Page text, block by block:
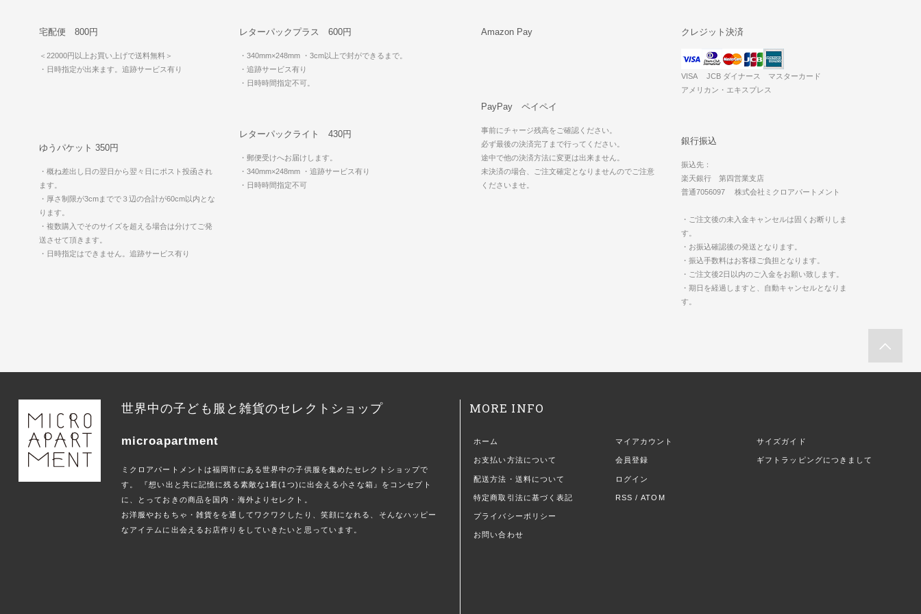
宅配便 800円
＜22000円以上お買い上げで送料無料＞
・日時指定が出来ます。追跡サービス有り
レターパックプラス 600円
・340mm×248mm・3cm以上で封ができるまで。
・追跡サービス有り
・日時時間指定不可。
レターパックライト 430円
・郵便受けへお届けします。
・340mm×248mm・追跡サービス有り
・日時時間指定不可
ゆうパケット 350円
・概ね差出し日の翌日から翌々日にポスト投函され
ます。
・厚さ制限が3cmまでで３辺の合計が60cm以内とな
ります。
・複数購入でそのサイズを超える場合は分けてご発
送させて頂きます。
・日時指定はできません。追跡サービス有り
Amazon Pay クレジット決済
VISA JCB ダイナース マスターカード
アメリカン・エキスプレス
PayPay ペイペイ
事前にチャージ残高をご確認ください。
必ず最後の決済完了まで行ってください。
途中で他の決済方法に変更は出来ません。
未決済の場合、ご注文確定となりませんのでご注意
くださいませ。
銀行振込
振込先：
楽天銀行 第四営業支店
普通7056097 株式会社ミクロアパートメント
・ご注文後の未入金キャンセルは固くお断りしま
す。
・お振込確認後の発送となります。
・振込手数料はお客様ご負担となります。
・ご注文後2日以内のご入金をお願い致します。
・期日を経過しますと、自動キャンセルとなりま
す。
世界中の子ども服と雑貨のセレクトショップ
microapartment
ミクロアパートメントは福岡市にある世界中の子供服を集めたセレクトショップで
す。 『想い出と共に記憶に残る素敵な1着(1つ)に出会える小さな箱』をコンセプト
に、とっておきの商品を国内・海外よりセレクト。
お洋服やおもちゃ・雑貨をを通してワクワクしたり、笑顔になれる、そんなハッピー
なアイテムに出会えるお店作りをしていきたいと思っています。
MORE INFO
ホーム
お支払い方法について
配送方法・送料について
特定商取引法に基づく表記
プライバシーポリシー
お問い合わせ
マイアカウント
会員登録
ログイン
RSS /ATOM
サイズガイド
ギフトラッピングにつきまして